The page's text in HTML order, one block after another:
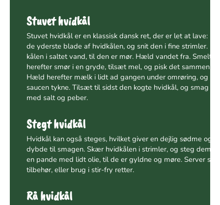
Stuvet hvidkål
Stuvet hvidkål er en klassisk dansk ret, der er let at lave:
de yderste blade af hvidkålen, og snit den i fine strimler.
kålen i saltet vand, til den er mør. Hæld vandet fra. Smelt
herefter smør i en gryde, tilsæt mel, og pisk det sammen.
Hæld herefter mælk i lidt ad gangen under omrøring, og lad
saucen tykne. Tilsæt til sidst den kogte hvidkål, og smag til
med salt og peber.
Stegt hvidkål
Hvidkål kan også steges, hvilket giver en dejlig sødme og
dybde til smagen. Skær hvidkålen i strimler, og steg dem
en pande med lidt olie, til de er gyldne og møre. Server
tilbehør, eller brug i stir-fry retter.
Rå hvidkål